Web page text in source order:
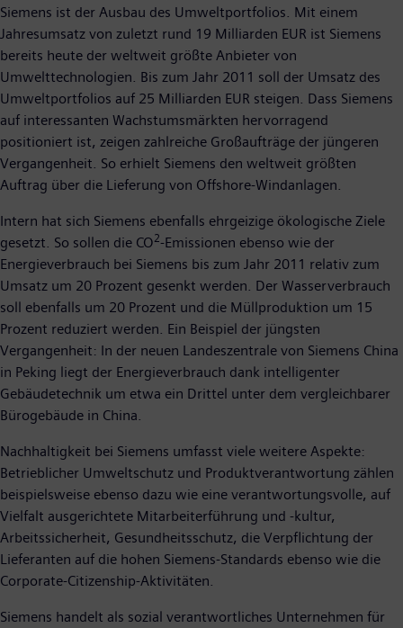
Siemens ist der Ausbau des Umweltportfolios. Mit einem
Jahresumsatz von zuletzt rund 19 Milliarden EUR ist Siemens
bereits heute der weltweit größte Anbieter von
Umwelttechnologien. Bis zum Jahr 2011 soll der Umsatz des
Umweltportfolios auf 25 Milliarden EUR steigen. Dass Siemens
auf interessanten Wachstumsmärkten hervorragend
positioniert ist, zeigen zahlreiche Großaufträge der jüngeren
Vergangenheit. So erhielt Siemens den weltweit größten
Auftrag über die Lieferung von Offshore-Windanlagen.
Intern hat sich Siemens ebenfalls ehrgeizige ökologische Ziele
gesetzt. So sollen die CO2-Emissionen ebenso wie der
Energieverbrauch bei Siemens bis zum Jahr 2011 relativ zum
Umsatz um 20 Prozent gesenkt werden. Der Wasserverbrauch
soll ebenfalls um 20 Prozent und die Müllproduktion um 15
Prozent reduziert werden. Ein Beispiel der jüngsten
Vergangenheit: In der neuen Landeszentrale von Siemens China
in Peking liegt der Energieverbrauch dank intelligenter
Gebäudetechnik um etwa ein Drittel unter dem vergleichbarer
Bürogebäude in China.
Nachhaltigkeit bei Siemens umfasst viele weitere Aspekte:
Betrieblicher Umweltschutz und Produktverantwortung zählen
beispielsweise ebenso dazu wie eine verantwortungsvolle, auf
Vielfalt ausgerichtete Mitarbeiterführung und -kultur,
Arbeitssicherheit, Gesundheitsschutz, die Verpflichtung der
Lieferanten auf die hohen Siemens-Standards ebenso wie die
Corporate-Citizenship-Aktivitäten.
Siemens handelt als sozial verantwortliches Unternehmen für